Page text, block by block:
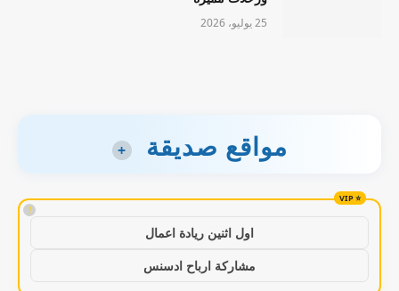
25 يوليو، 2026
مواقع صديقة +
!
اول اثنين ريادة اعمال
مشاركة ارباح ادسنس